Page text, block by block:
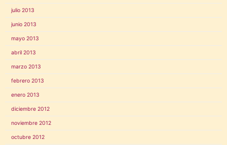
julio 2013
junio 2013
mayo 2013
abril 2013
marzo 2013
febrero 2013
enero 2013
diciembre 2012
noviembre 2012
octubre 2012